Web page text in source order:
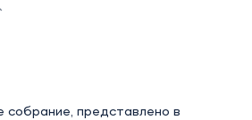
собрание, представлено в